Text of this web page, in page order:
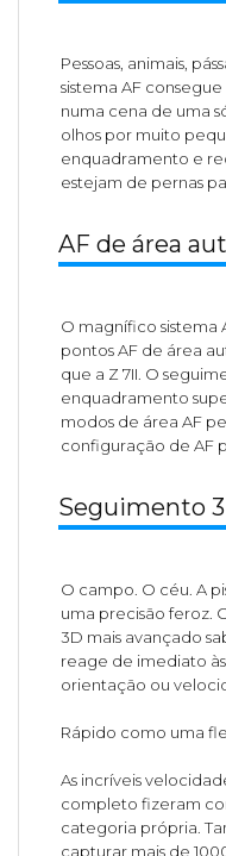
Pessoas, animais,
sistema AF
numa cena de uma
olhos por muito
enquadramento e
estejam de pernas
AF de área
O magnífico sistema
pontos AF de área
que a Z 7II. O
enquadramento
modos de área AF
configuração de AF
Seguimento
O campo. O céu. A
uma precisão feroz.
3D mais avançado
reage de imediato
orientação ou
Rápido como uma
As incríveis
completo fizeram
categoria própria.
capturar mais de